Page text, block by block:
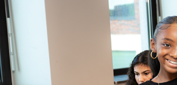
Nieuwsoverzicht